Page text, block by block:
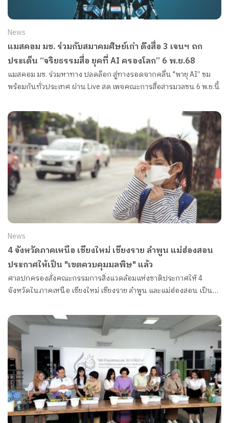
News
แมสคอม มช. ร่วมกับสมาคมศิษย์เก่า ดึงสื่อ 3 เจนฯ ถก
ประเด็น “จริยธรรมสื่อ ยุคที่ AI ครองโลก” 6 พ.ย.68
แมสคอม มช. ร่วมหาทาง ปลดล็อก สู่ทางรอดจากคลื่น "พายุ AI” ชม
พร้อมกันทั่วประเทศ ผ่าน Live สด เพจคณะการสื่อสารมวลชน 6 พ.ย.นี้
News
4 จังหวัดภาคเหนือ เชียงใหม่ เชียงราย ลำพูน แม่ฮ่องสอน
ประกาศให้เป็น "เขตควบคุมมลพิษ" แล้ว
ศาลปกครองสั่งคณะกรรมการสิ่งแวดล้อมแห่งชาติประกาศให้ 4
จังหวัดในภาคเหนือ เชียงใหม่ เชียงราย ลำพูน และแม่ฮ่องสอน เป็น
PM2.5